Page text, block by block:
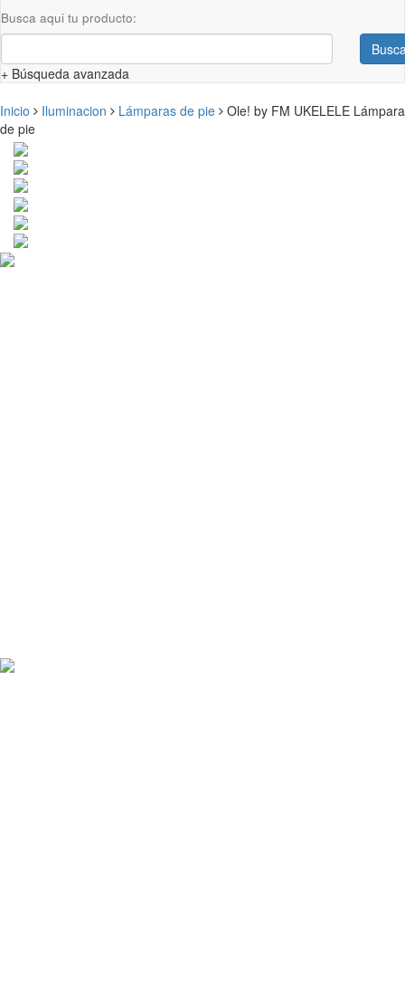
Busca aqui tu producto:
+ Búsqueda avanzada
Inicio Iluminacion Lámparas de pie
Ole! by FM UKELELE Lámpara
de pie